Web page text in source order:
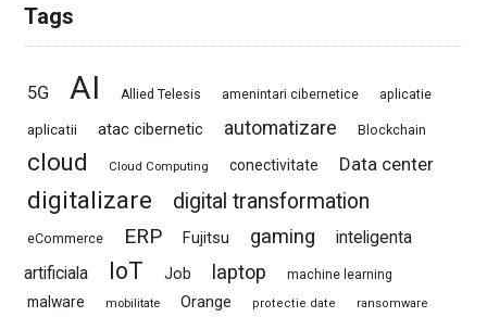
Tags
5G AI Allied Telesis amenintari cibernetice aplicatie
aplicatii atac cibernetic automatizare Blockchain
cloud Cloud Computing conectivitate Data center
digitalizare digital transformation
eCommerce ERP Fujitsu gaming
inteligenta
artificiala
IoT Job laptop machine learning
malware mobilitate Orange protectie date ransomware